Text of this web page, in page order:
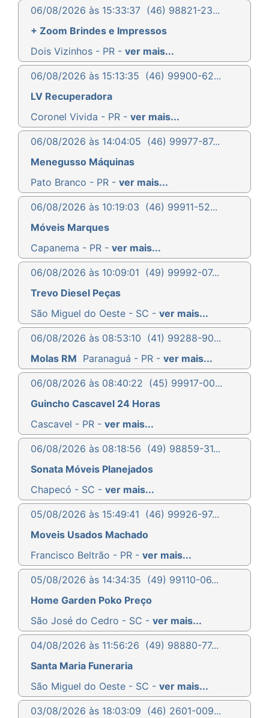
06/08/2026 às 15:33:37 (46) 98821-23...
+ Zoom Brindes e Impressos
Dois Vizinhos - PR - ver mais...
06/08/2026 às 15:13:35 (46) 99900-62...
LV Recuperadora
Coronel Vivida - PR - ver mais...
06/08/2026 às 14:04:05 (46) 99977-87...
Menegusso Máquinas
Pato Branco - PR - ver mais...
06/08/2026 às 10:19:03 (46) 99911-52...
Móveis Marques
Capanema - PR - ver mais...
06/08/2026 às 10:09:01 (49) 99992-07...
Trevo Diesel Peças
São Miguel do Oeste - SC - ver mais...
06/08/2026 às 08:53:10 (41) 99288-90...
Molas RM Paranaguá - PR - ver mais...
06/08/2026 às 08:40:22 (45) 99917-00...
Guincho Cascavel 24 Horas
Cascavel - PR - ver mais...
06/08/2026 às 08:18:56 (49) 98859-31...
Sonata Móveis Planejados
Chapecó - SC - ver mais...
05/08/2026 às 15:49:41 (46) 99926-97...
Moveis Usados Machado
Francisco Beltrão - PR - ver mais...
05/08/2026 às 14:34:35 (49) 99110-06...
Home Garden Poko Preço
São José do Cedro - SC - ver mais...
04/08/2026 às 11:56:26 (49) 98880-77...
Santa Maria Funeraria
São Miguel do Oeste - SC - ver mais...
03/08/2026 às 18:03:09 (46) 2601-009...